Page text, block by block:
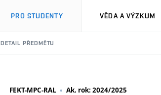
PRO STUDENTY VĚDA A VÝZKUM
DETAIL PŘEDMĚTU
FEKT-MPC-RAL Ak. rok: 2024/2025